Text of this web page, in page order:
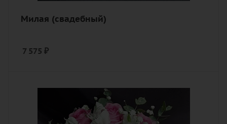
Милая (свадебный)
7 575 ₽
Описание